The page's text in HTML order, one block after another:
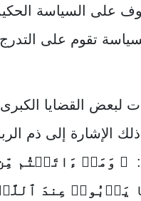
على السياسة
تقوم على
لبعض القضايا الكبرى
الإشارة إلى ذم
﴿ وَمَاۤ ءَاتَیۡتُم
یَرۡبُوا۟ عِندَ